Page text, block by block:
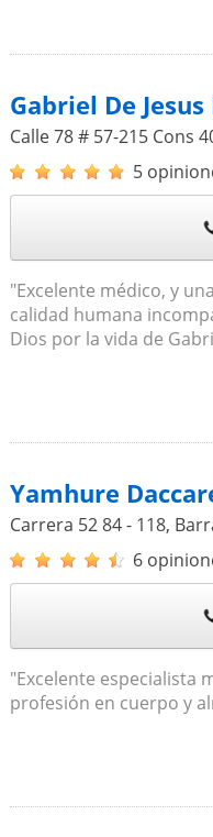
Gabriel De
Calle 78 # 57-215 Cons
5
"Excelente médico, y
calidad humana
Dios por la vida de
Yamhure
Carrera 52 84 - 118,
6
"Excelente especialista
profesión en cuerpo y